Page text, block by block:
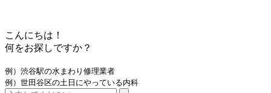
こんにちは！
何をお探しですか？
例）渋谷駅の水まわり修理業者
例）世田谷区の土日にやっている内科